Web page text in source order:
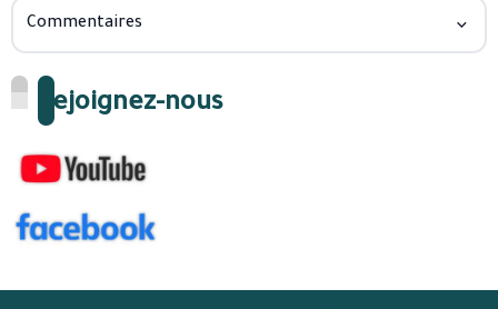
Commentaires
Rejoignez-nous